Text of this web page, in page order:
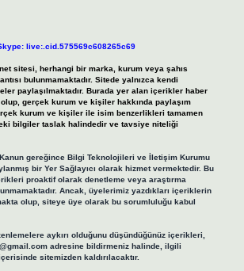
live:.cid.575569c608265c69
sitesi, herhangi bir marka, kurum veya şahıs
bulunmamaktadır. Sitede yalnızca kendi
paylaşılmaktadır. Burada yer alan içerikler haber
gerçek kurum ve kişiler hakkında paylaşım
kurum ve kişiler ile isim benzerlikleri tamamen
bilgiler taslak halindedir ve tavsiye niteliği
Kanun gereğince Bilgi Teknolojileri ve İletişim Kurumu
bir Yer Sağlayıcı olarak hizmet vermektedir. Bu
proaktif olarak denetleme veya araştırma
Ancak, üyelerimiz yazdıkları içeriklerin
olup, siteye üye olarak bu sorumluluğu kabul
aykırı olduğunu düşündüğünüz içerikleri,
adresine bildirmeniz halinde, ilgili
sitemizden kaldırılacaktır.